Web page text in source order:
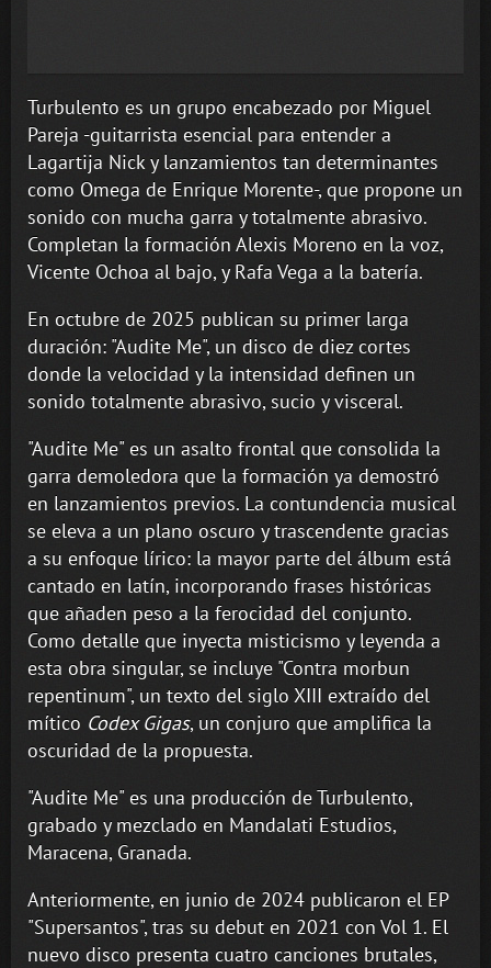
Turbulento es un grupo encabezado por Miguel
Pareja -guitarrista esencial para entender a
Lagartija Nick y lanzamientos tan determinantes
como Omega de Enrique Morente-, que propone un
sonido con mucha garra y totalmente abrasivo.
Completan la formación Alexis Moreno en la voz,
Vicente Ochoa al bajo, y Rafa Vega a la batería.
En octubre de 2025 publican su primer larga
duración: "Audite Me", un disco de diez cortes
donde la velocidad y la intensidad definen un
sonido totalmente abrasivo, sucio y visceral.
"Audite Me" es un asalto frontal que consolida la
garra demoledora que la formación ya demostró
en lanzamientos previos. La contundencia musical
se eleva a un plano oscuro y trascendente gracias
a su enfoque lírico: la mayor parte del álbum está
cantado en latín, incorporando frases históricas
que añaden peso a la ferocidad del conjunto.
Como detalle que inyecta misticismo y leyenda a
esta obra singular, se incluye "Contra morbun
repentinum", un texto del siglo XIII extraído del
mítico Codex Gigas, un conjuro que amplifica la
oscuridad de la propuesta.
"Audite Me" es una producción de Turbulento,
grabado y mezclado en Mandalati Estudios,
Maracena, Granada.
Anteriormente, en junio de 2024 publicaron el EP
"Supersantos", tras su debut en 2021 con Vol 1. El
nuevo disco presenta cuatro canciones brutales,